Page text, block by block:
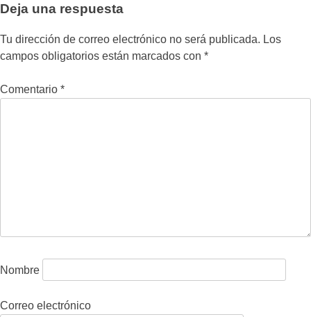
Deja una respuesta
Tu dirección de correo electrónico no será publicada. Los
campos obligatorios están marcados con *
Comentario *
Nombre
Correo electrónico